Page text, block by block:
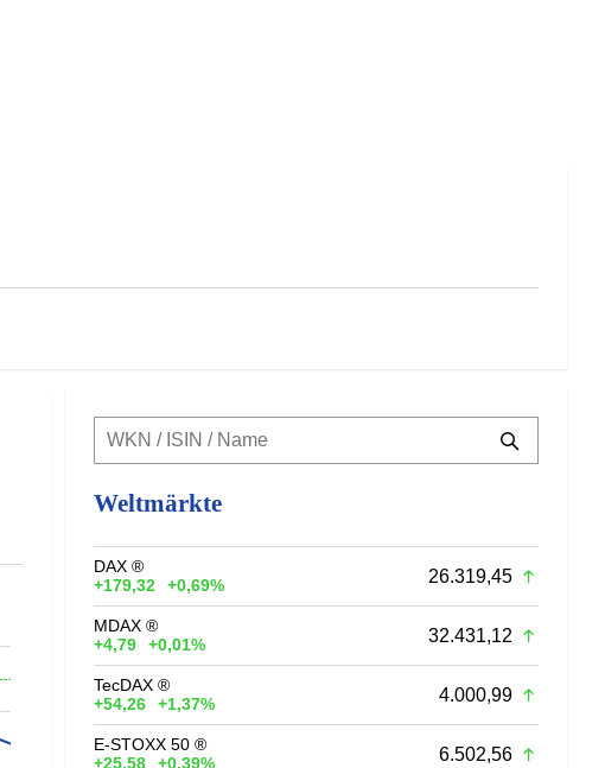
Weltmärkte
DAX ®
+179,32
+0,69% 26.319,45
MDAX ®
+4,79
+0,01% 32.431,12
TecDAX ®
+54,26
+1,37% 4.000,99
E-STOXX 50 ®
+25,58
+0,39% 6.502,56